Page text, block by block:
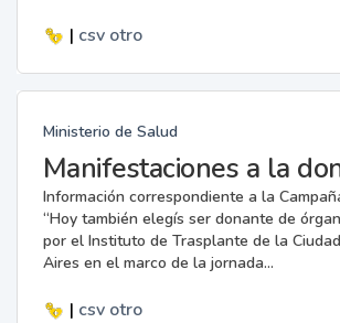
| csv otro
Ministerio de Salud
Información correspondiente a la
“Hoy también elegís ser donante de
por el Instituto de Trasplante de la
Aires en el marco de la jornada...
| csv otro